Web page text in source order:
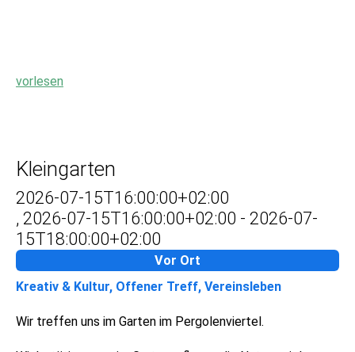
vorlesen
Kleingarten
2026-07-15T16:00:00+02:00
, 2026-07-15T16:00:00+02:00 - 2026-07-
15T18:00:00+02:00
Vor Ort
Kreativ & Kultur, Offener Treff, Vereinsleben
Wir treffen uns im Garten im Pergolenviertel.